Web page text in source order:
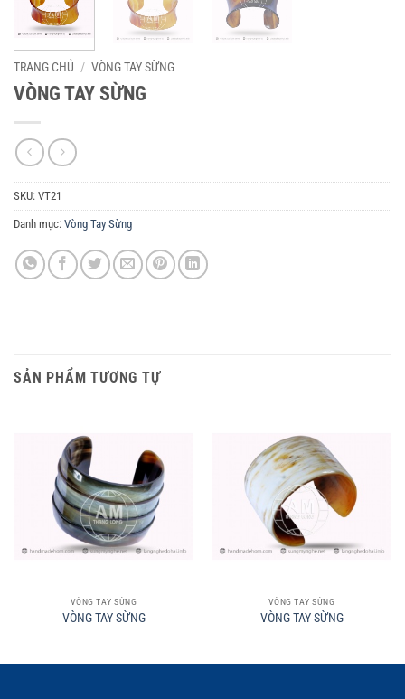
TRANG CHỦ / VÒNG TAY SỪNG
VÒNG TAY SỪNG
SKU: VT21
Danh mục: Vòng Tay Sừng
SẢN PHẨM TƯƠNG TỰ
VÒNG TAY SỪNG
VÒNG TAY SỪNG
VÒNG TAY SỪNG
VÒNG TAY SỪNG